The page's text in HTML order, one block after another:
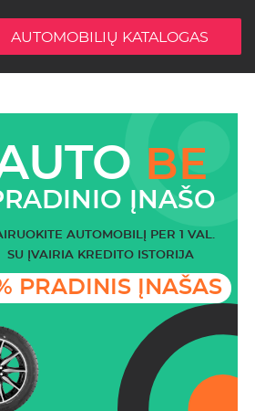
AUTOMOBILIŲ KATALOGAS
BE
ĮNAŠO
AUTOMOBILĮ PER 1 VAL.
SU ĮVAIRIA KREDITO ISTORIJA
PRADINIS ĮNAŠAS